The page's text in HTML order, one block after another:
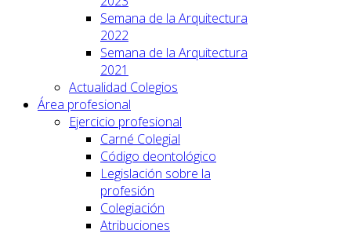
Semana de la Arquitectura
2022
Semana de la Arquitectura
2021
Actualidad Colegios
Área profesional
Ejercicio profesional
Carné Colegial
Código deontológico
Legislación sobre la
profesión
Colegiación
Atribuciones